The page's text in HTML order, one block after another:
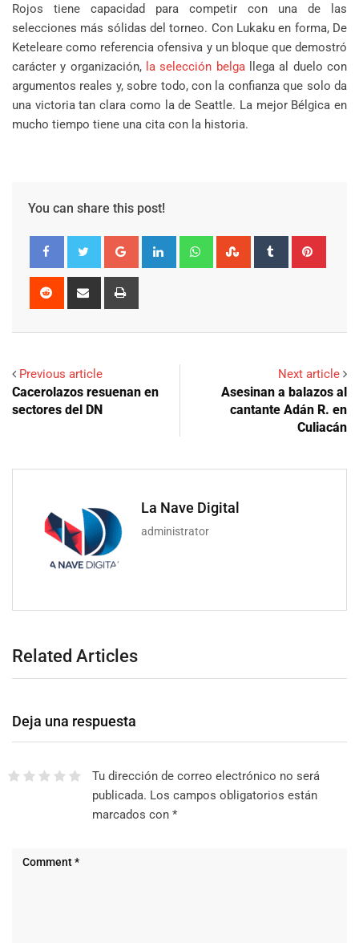
Rojos tiene capacidad para competir con una de las
selecciones más sólidas del torneo. Con Lukaku en forma, De
Keteleare como referencia ofensiva y un bloque que demostró
carácter y organización, la selección belgallega al duelo con
argumentos reales y, sobre todo, con la confianza que solo da
una victoria tan clara como la de Seattle. La mejor Bélgica en
mucho tiempo tiene una cita con la historia.
You can share this post!
Google+ LinkedIn WhatsappStumbleUpon
Tumblr
Reddit
Share
Previous article
Cacerolazos resuenan en
sectores del DN
Next article
Asesinan a balazos al
cantante Adán R. en
Culiacán
La Nave Digital
administrator
Related Articles
Deja una respuesta
Tu dirección de correo electrónico no será
publicada. Los campos obligatorios están
marcados con *